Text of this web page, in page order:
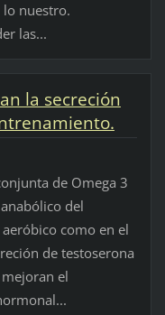
lo nuestro.
las...
la secreción
de Omega 3
del
como en el
de testoserona
el